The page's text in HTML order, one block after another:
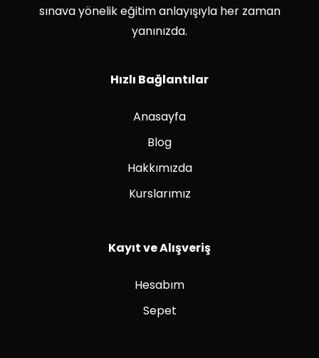
sınava yönelik eğitim anlayışıyla her zaman
yanınızda.
Hızlı Bağlantılar
Anasayfa
Blog
Hakkımızda
Kurslarımız
Kayıt ve Alışveriş
Hesabım
Sepet